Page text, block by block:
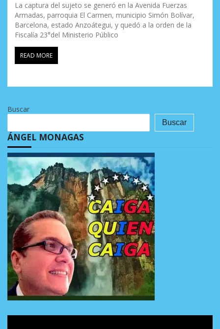
La captura del sujeto se generó en la Avenida Fuerzas
Armadas, parroquia El Carmen, municipio Simón Bolívar,
Barcelona, estado Anzoátegui, y quedó a la orden de la
Fiscalía 23°del Ministerio Público
READ MORE
Buscar
Buscar
ÁNGEL MONAGAS